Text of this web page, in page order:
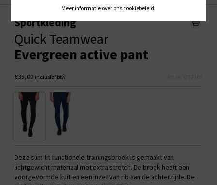
Sportkleding
Quick Teamwear
Evergreen active pant
€35,00 inclusief btw
Deze slim fit functionele trainingsbroek is gemaakt van
lichtgewicht materiaal met extra stretch. De broek heeft een
voorgevormde kuit en een inzet van rib aan de achterzijde. De
Meer informatie over ons cookiebeleid.